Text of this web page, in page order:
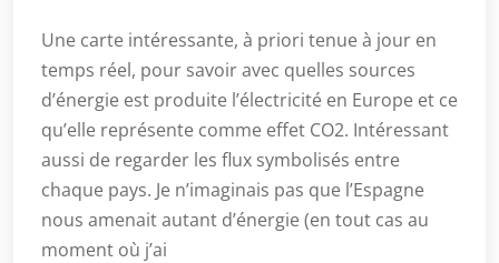
Une carte intéressante, à priori tenue à jour en
temps réel, pour savoir avec quelles sources
d’énergie est produite l’électricité en Europe et ce
qu’elle représente comme effet CO2. Intéressant
aussi de regarder les flux symbolisés entre
chaque pays. Je n’imaginais pas que l’Espagne
nous amenait autant d’énergie (en tout cas au
moment où j’ai